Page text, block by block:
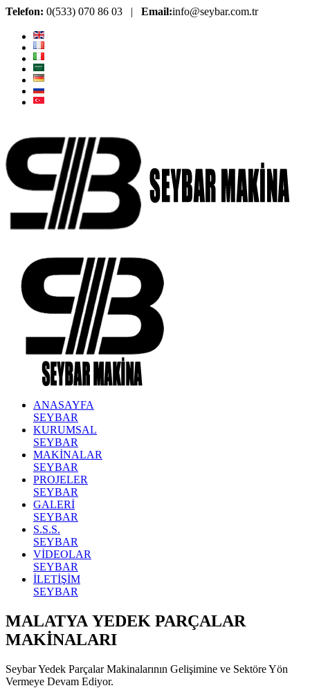
Telefon: 0(533) 070 86 03 | Email:info@seybar.com.tr
ANASAYFA
SEYBAR
KURUMSAL
SEYBAR
MAKİNALAR
SEYBAR
PROJELER
SEYBAR
GALERİ
SEYBAR
S.S.S.
SEYBAR
VİDEOLAR
SEYBAR
İLETİŞİM
SEYBAR
MALATYA YEDEK PARÇALAR
MAKİNALARI
Seybar Yedek Parçalar Makinalarının Gelişimine ve Sektöre Yön
Vermeye Devam Ediyor.